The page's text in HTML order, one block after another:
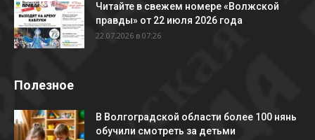
Читайте в свежем номере «Волжской
правды» от 22 июля 2026 года
22.07.2026 в 07:26
Полезное
В Волгоградской области более 100 нянь
обучили смотреть за детьми